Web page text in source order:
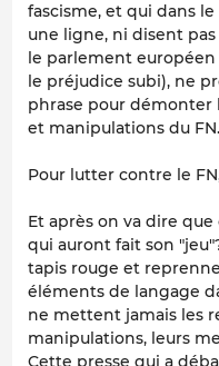
fascisme, et qui dans
une ligne, ni disent
le parlement
le préjudice subi), ne
phrase pour démonter
et manipulations du FN.
Pour lutter contre le
Et après on va dire
qui auront fait son
tapis rouge et
éléments de langage
ne mettent jamais les
manipulations, leurs